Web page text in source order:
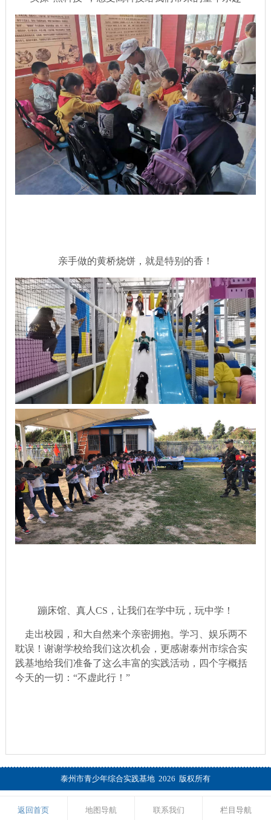
亲手做的黄桥烧饼，就是特别的香！
蹦床馆、真人CS，让我们在学中玩，玩中学！
走出校园，和大自然来个亲密拥抱。学习、娱乐两不
耽误！谢谢学校给我们这次机会，更感谢泰州市综合实
践基地给我们准备了这么丰富的实践活动，四个字概括
今天的一切：“不虚此行！”
泰州市青少年综合实践基地 2026 版权所有
返回首页 地图导航 联系我们 栏目导航